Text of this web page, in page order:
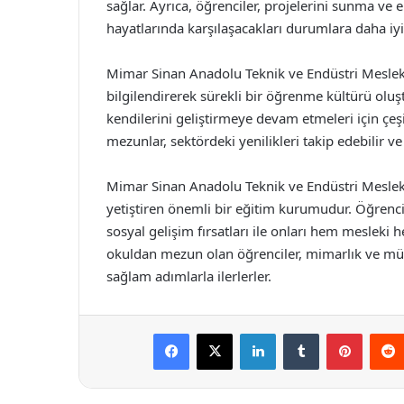
sağlar. Ayrıca, öğrenciler, projelerini sunma
hayatlarında karşılaşacakları durumlara daha
Mimar Sinan Anadolu Teknik ve Endüstri
bilgilendirerek sürekli bir öğrenme kültürü
kendilerini geliştirmeye devam etmeleri için
mezunlar, sektördeki yenilikleri takip edebilir
Mimar Sinan Anadolu Teknik ve Endüstri
yetiştiren önemli bir eğitim kurumudur.
sosyal gelişim fırsatları ile onları hem mesleki
okuldan mezun olan öğrenciler, mimarlık ve
sağlam adımlarla ilerlerler.
Facebook
X LinkedInTumblr